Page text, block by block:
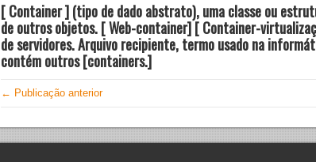
[Container](tipo de dado abstrato), uma classe ou
de outros objetos. [ Web-container][Container-
de servidores. Arquivo recipiente, termo usado na
contém outros[containers.]
← Publicação anterior